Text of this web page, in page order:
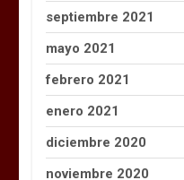
septiembre 2021
mayo 2021
febrero 2021
enero 2021
diciembre 2020
noviembre 2020